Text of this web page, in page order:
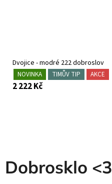
Dvojice - modré 222 dobroslov
NOVINKA TIMŮV TIP AKCE
2 222 Kč
Dobrosklo <3